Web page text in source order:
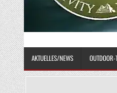
STAY WILD –
AKTUELLES/NEWS OUTDOOR-